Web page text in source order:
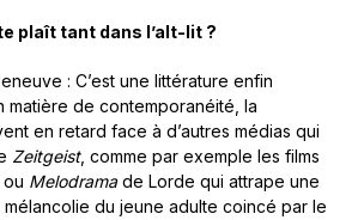
plaît tant dans l’alt-lit ?
: C’est une littérature enfin
matière de contemporanéité, la
en retard face à d’autres médias qui
Zeitgeist, comme par exemple les films
ou Melodramade Lorde qui attrape une
du jeune adulte coincé par le